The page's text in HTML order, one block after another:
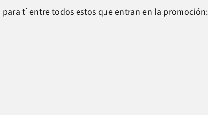
tí entre todos estos que entran en la promoción: